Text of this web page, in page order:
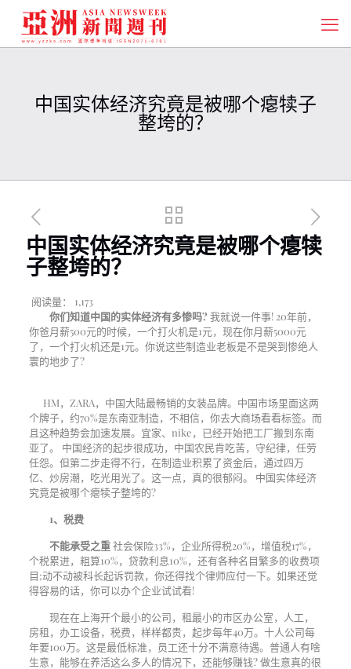
中国实体经济究竟是被哪个瘪犊子
整垮的？
中国实体经济究竟是被哪个瘪犊
子整垮的？
阅读量：
1,173
你们知道中国的实体经济有多惨吗? 我就说一件事! 20年前，
你爸月薪500元的时候，一个打火机是1元，现在你月薪5000元
了，一个打火机还是1元。你说这些制造业老板是不是哭到惨绝人
寰的地步了?
HM， ZARA，中国大陆最畅销的女装品牌。中国市场里面这两
个牌子，约70%是东南亚制造，不相信，你去大商场看看标签。而
且这种趋势会加速发展。宜家、 nike，已经开始把工厂搬到东南
亚了。
中国经济的起步很成功，中国农民肯吃苦，守纪律，任劳
任怨。但第二步走得不行，在制造业积累了资金后，通过四万
亿、炒房潮，吃光用光了。这一点，真的很郁闷。
中国实体经济
究竟是被哪个瘪犊子整垮的?
1、 税费
不能承受之重社会保险33%，企业所得税20%，增值税17%，
个税累进，粗算10%，贷款利息10%，还有各种名目繁多的收费项
目;动不动被科长起诉罚款，你还得找个律师应付一下。如果还觉
得容易的话，你可以办个企业试试看!
现在在上海开个最小的公司，租最小的市区办公室，人工，
房租，办工设备，税费，样样都贵，起步每年40万。十人公司每
年要100万。这是最低标准，员工还十分不满意待遇。普通人有啥
生意，能够在养活这么多人的情况下，还能够赚钱?做生意真的很